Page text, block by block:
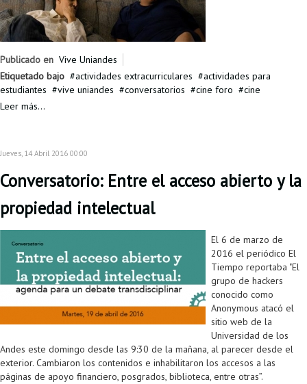
Publicado en Vive Uniandes
Etiquetado bajo
actividades extracurriculares
actividades para
estudiantes
vive uniandes conversatorios cine foro
cine
Leer más...
Jueves, 14 Abril 2016 00:00
Conversatorio: Entre el acceso abierto y la
propiedad intelectual
El 6 de marzo de
2016 el periódico El
Tiempo reportaba "El
grupo de hackers
conocido como
Anonymous atacó el
sitio web de la
Universidad de los
Andes este domingo desde las 9:30 de la mañana, al parecer desde el
exterior. Cambiaron los contenidos e inhabilitaron los accesos a las
páginas de apoyo financiero, posgrados, biblioteca, entre otras”.